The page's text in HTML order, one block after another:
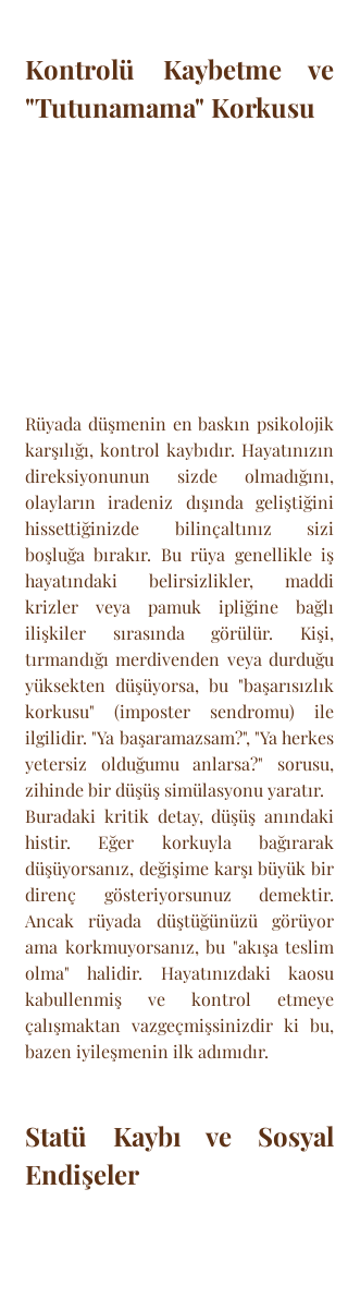
Kontrolü Kaybetme ve
"Tutunamama" Korkusu
Rüyada düşmenin en baskın psikolojik
karşılığı, kontrol kaybıdır. Hayatınızın
direksiyonunun sizde olmadığını,
olayların iradeniz dışında geliştiğini
hissettiğinizde bilinçaltınız sizi
boşluğa bırakır. Bu rüya genellikle iş
hayatındaki belirsizlikler, maddi
krizler veya pamuk ipliğine bağlı
ilişkiler sırasında görülür. Kişi,
tırmandığı merdivenden veya durduğu
yüksekten düşüyorsa, bu "başarısızlık
korkusu" (imposter sendromu) ile
ilgilidir. "Ya başaramazsam?", "Ya herkes
yetersiz olduğumu anlarsa?" sorusu,
zihinde bir düşüş simülasyonu yaratır.
Buradaki kritik detay, düşüş anındaki
histir. Eğer korkuyla bağırarak
düşüyorsanız, değişime karşı büyük bir
direnç gösteriyorsunuz demektir.
Ancak rüyada düştüğünüzü görüyor
ama korkmuyorsanız, bu "akışa teslim
olma" halidir. Hayatınızdaki kaosu
kabullenmiş ve kontrol etmeye
çalışmaktan vazgeçmişsinizdir ki bu,
bazen iyileşmenin ilk adımıdır.
Statü Kaybı ve Sosyal
Endişeler